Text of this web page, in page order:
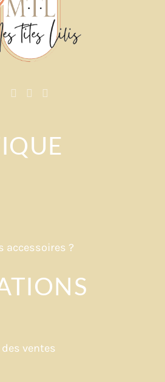
accessoires ?
ventes